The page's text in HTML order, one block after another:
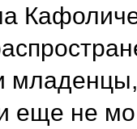
еще не